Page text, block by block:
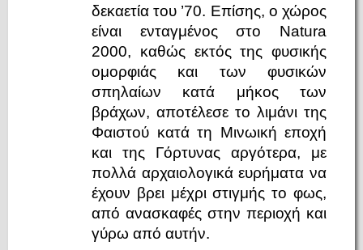
δεκαετία του ’70. Επίσης, ο χώρος
είναι ενταγμένος στο Natura
2000, καθώς εκτός της φυσικής
ομορφιάς και των φυσικών
σπηλαίων κατά μήκος των
βράχων, αποτέλεσε το λιμάνι της
Φαιστού κατά τη Μινωική εποχή
και της Γόρτυνας αργότερα, με
πολλά αρχαιολογικά ευρήματα να
έχουν βρει μέχρι στιγμής το φως,
από ανασκαφές στην περιοχή και
γύρω από αυτήν.